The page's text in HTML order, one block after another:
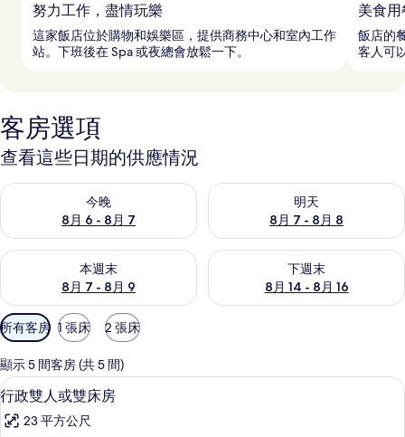
努力工作，盡情玩樂
這家飯店位於購物和娛樂區，提供商務中心和室內工作
站。下班後在 Spa 或夜總會放鬆一下。
美食
飯店的
客人可
客房選項
查看這些日期的供應情況
今晚
8月 6 - 8月 7
查看今晚 (8月 6 - 8月 7) 的供應情況
明天
8月 7 - 8月 8
查看明天 (8月 7 - 8月 8) 的供
本週末
8月 7 - 8月 9
查看本週末 (8月 7 - 8月 9) 的供應情況
下週末
8月 14 - 8月 16
查看下週末 (8月 14 - 8月 16)
可
用
的
客
房
篩
所有客房 1 張床 2 張床
顯示 5 間客房 (共 5 間)
顯
示
迷你吧、客房內保險箱、書桌、筆電
5
行政雙人或雙床房
23 平方公尺